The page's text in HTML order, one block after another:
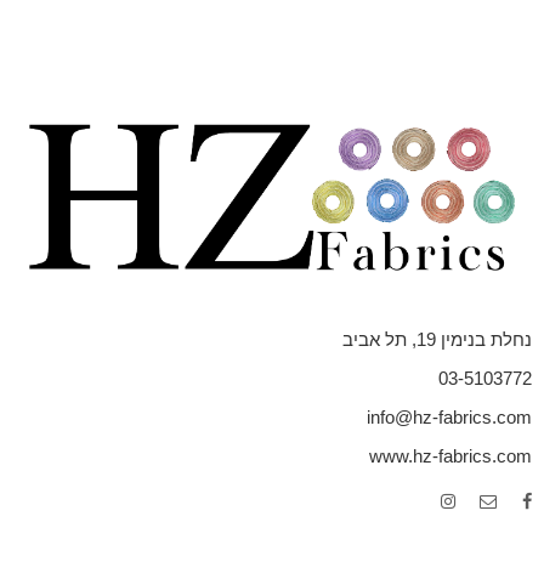
נחלת בנימין 19, תל אביב
03-5103772
info@hz-fabrics.com
www.hz-fabrics.com